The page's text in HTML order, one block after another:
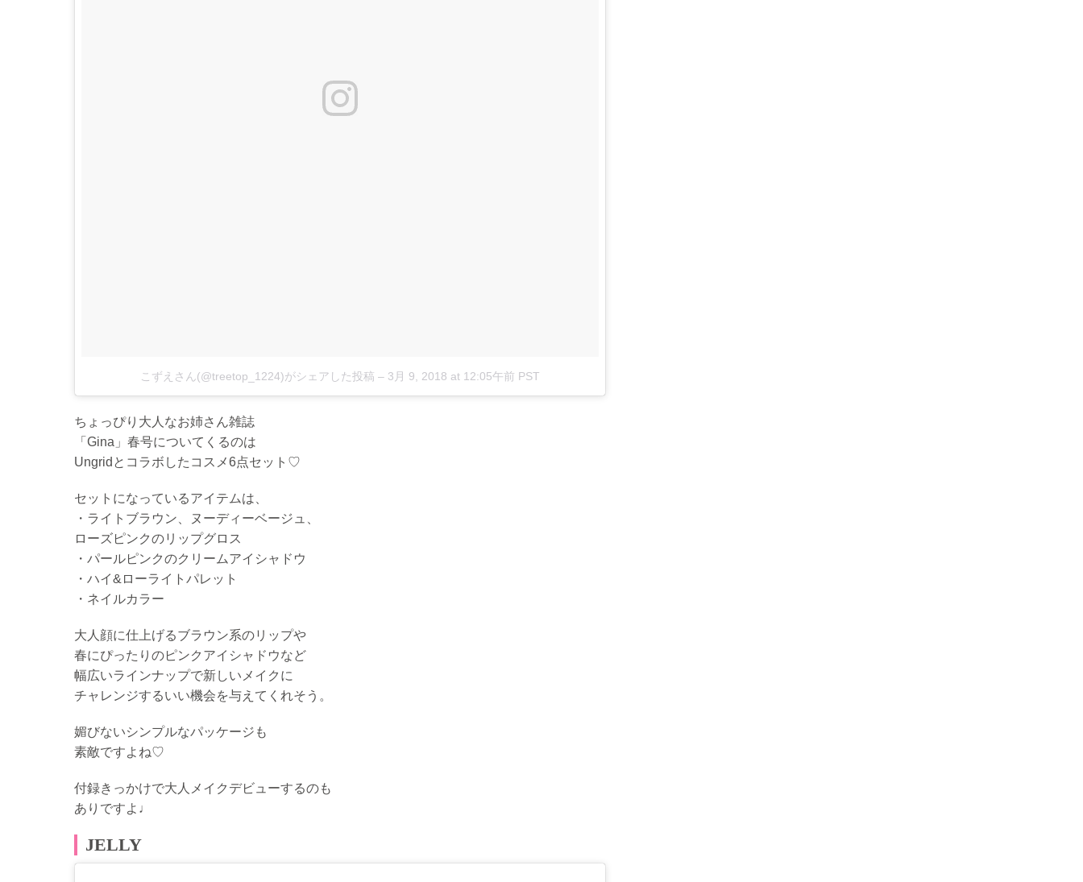
こずえさん(@treetop_1224)がシェアした投稿 – 3月 9, 2018 at 12:05午前 PST
ちょっぴり大人なお姉さん雑誌
「Gina」春号についてくるのは
Ungridとコラボしたコスメ6点セット♡
セットになっているアイテムは、
・ライトブラウン、ヌーディーベージュ、
ローズピンクのリップグロス
・パールピンクのクリームアイシャドウ
・ハイ&ローライトパレット
・ネイルカラー
大人顔に仕上げるブラウン系のリップや
春にぴったりのピンクアイシャドウなど
幅広いラインナップで新しいメイクに
チャレンジするいい機会を与えてくれそう。
媚びないシンプルなパッケージも
素敵ですよね♡
付録きっかけで大人メイクデビューするのも
ありですよ♩
JELLY